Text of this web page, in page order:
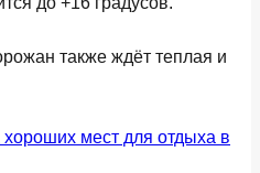
также ждёт теплая и
хороших мест для отдыха в